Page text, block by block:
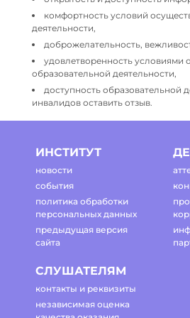
комфортность условий
деятельности,
доброжелательность,
удовлетворенность условиями
образовательной деятельности,
доступность образовательной
инвалидов оставить отзыв.
ИНСТИТУТ
новости
события
политика обработки
персональных данных
предыдущая версия
сайта
СЛУШАТЕЛЯМ
контакты и реквизиты
независимая оценка